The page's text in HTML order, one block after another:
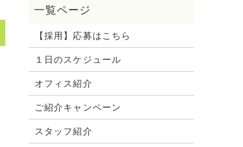
【採用】応募はこちら
１日のスケジュール
オフィス紹介
ご紹介キャンペーン
スタッフ紹介